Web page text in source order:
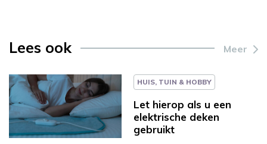
Lees ook Meer
HUIS, TUIN & HOBBY
Let hierop als u een
elektrische deken
gebruikt